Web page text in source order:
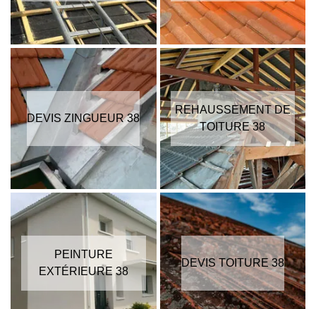
DEVIS ZINGUEUR 38
REHAUSSEMENT DE
TOITURE 38
PEINTURE
EXTÉRIEURE 38
DEVIS TOITURE 38